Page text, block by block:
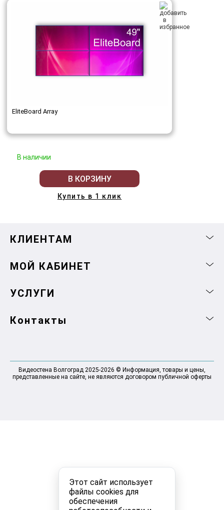
Этот сайт использует
файлы cookies для
обеспечения
EliteBoard Array
В наличии
В КОРЗИНУ
Купить в 1 клик
КЛИЕНТАМ
МОЙ КАБИНЕТ
УСЛУГИ
Контакты
Видеостена Волгоград 2025-2026 © Информация, товары и цены,
представленные на сайте, не являются договором публичной оферты